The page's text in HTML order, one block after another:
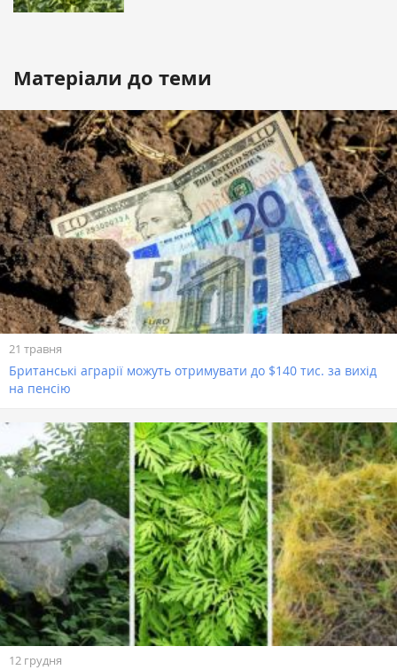
Матеріали до теми
21 травня
Британські аграрії можуть отримувати до $140 тис. за вихід
на пенсію
12 грудня